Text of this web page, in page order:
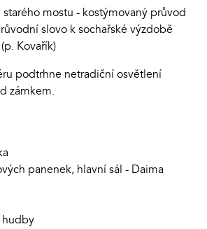
starého mostu - kostýmovaný průvod
slovo k sochařské výzdobě
Kovařík)
podtrhne netradiční osvětlení
zámkem.
panenek, hlavní sál - Daima
hudby